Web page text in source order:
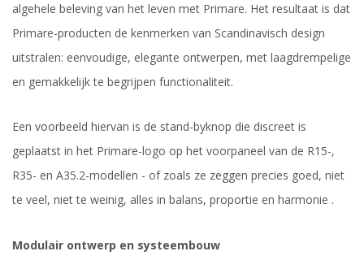
algehele beleving van het leven met Primare. Het resultaat is dat
Primare-producten de kenmerken van Scandinavisch design
uitstralen: eenvoudige, elegante ontwerpen, met laagdrempelige
en gemakkelijk te begrijpen functionaliteit.
Een voorbeeld hiervan is de stand-byknop die discreet is
geplaatst in het Primare-logo op het voorpaneel van de R15-,
R35- en A35.2-modellen - of zoals ze zeggen precies goed, niet
te veel, niet te weinig, alles in balans, proportie en harmonie .
Modulair ontwerp en systeembouw